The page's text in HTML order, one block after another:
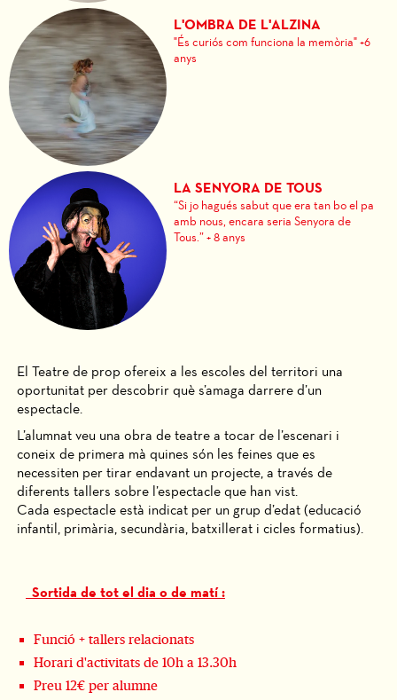
L'OMBRA DE L'ALZINA
"És curiós com funciona la memòria" +6
anys
LA SENYORA DE TOUS
“Si jo hagués sabut que era tan bo el pa
amb nous, encara seria Senyora de
Tous.” + 8 anys
El Teatre de prop ofereix a les escoles del territori una
oportunitat per descobrir què s’amaga darrere d’un
espectacle.
L’alumnat veu una obra de teatre a tocar de l’escenari i
coneix de primera mà quines són les feines que es
necessiten per tirar endavant un projecte, a través de
diferents tallers sobre l’espectacle que han vist.
Cada espectacle està indicat per un grup d’edat (educació
infantil, primària, secundària, batxillerat i cicles formatius).
Sortida de tot el dia o de matí :
Funció + tallers relacionats
Horari d'activitats de 10h a 13.30h
Preu 12€ per alumne